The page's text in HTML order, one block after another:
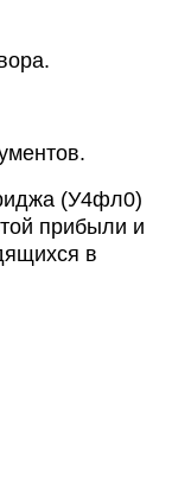
(У4фл0)
прибыли и
в